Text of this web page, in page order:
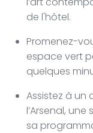
de l'hôtel.
Promenez-
espace vert
quelques
Assistez à un
l’Arsenal,
sa